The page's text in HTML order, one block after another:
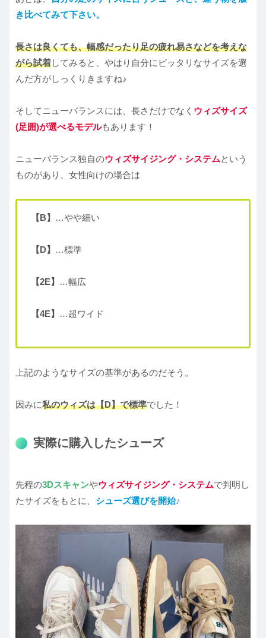
き比べてみて下さい。
長さは良くても、幅感だったり足の疲れ易さなどを考えな
がら試着してみると、やはり自分にピッタリなサイズを選
んだ方がしっくりきますね♪
そしてニューバランスには、長さだけでなく ウィズサイズ
(足囲)が選べるモデルもあります！
ニューバランス独自のウィズサイジング・システムという
ものがあり、女性向けの場合は
【B】 …やや細い
【D】 …標準
【2E】 …幅広
【4E】 …超ワイド
上記のようなサイズの基準があるのだそう。
因みに私のウィズは【D】で標準でした！
実際に購入したシューズ
先程の3Dスキャンやウィズサイジング・システムで判明し
たサイズをもとに、 シューズ選びを開始♪